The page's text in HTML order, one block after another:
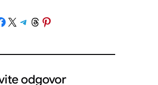
on Facebook
Share on X Share on Telegram
Share on Threads
Share on Pinterest
odgovor